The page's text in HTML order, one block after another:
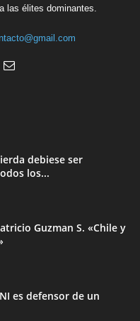
las élites dominantes.
debiese ser
los...
Guzman S. «Chile y
es defensor de un